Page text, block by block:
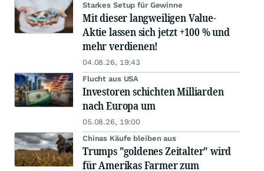
Starkes Setup für Gewinne
Mit dieser langweiligen Value-
Aktie lassen sich jetzt +100 % und
mehr verdienen!
04.08.26, 19:43
Flucht aus USA
Investoren schichten Milliarden
nach Europa um
05.08.26, 19:00
Chinas Käufe bleiben aus
Trumps "goldenes Zeitalter" wird
für Amerikas Farmer zum